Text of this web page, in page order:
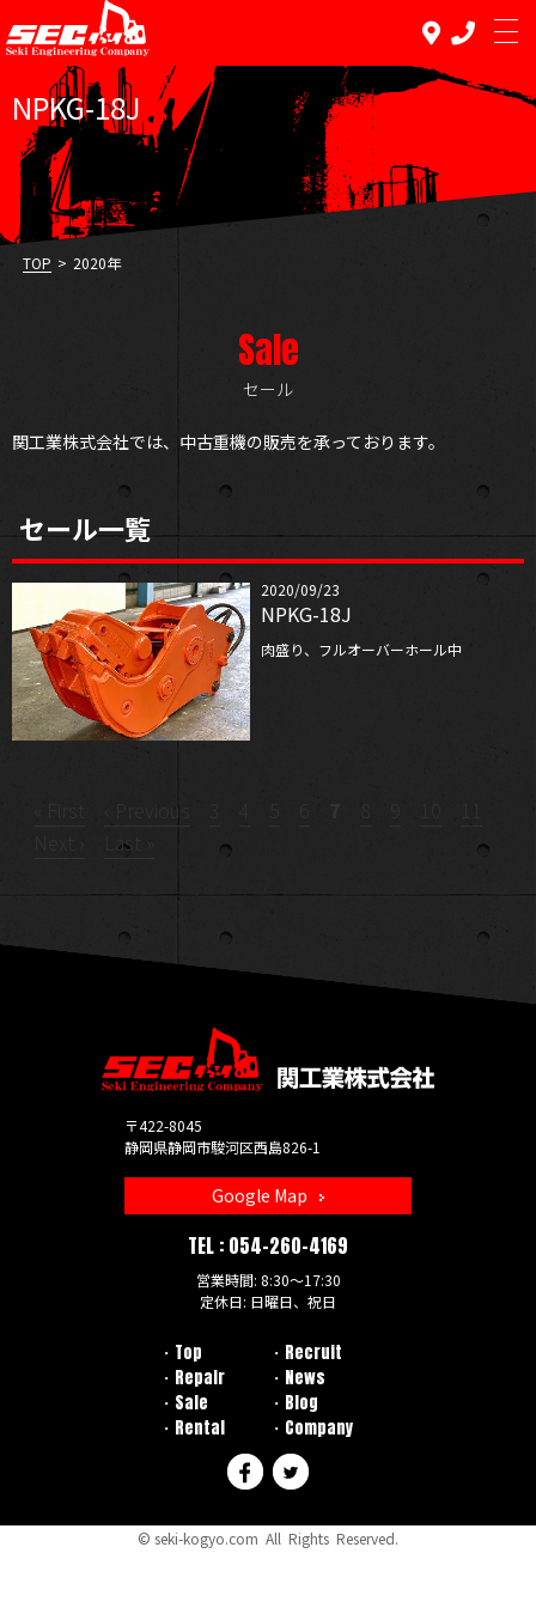
TOP PAGE
トップページ
SALE
中古販売
レンタル
NEWS
お知らせ
BLOG
ブログ
COMPANY
NPKG-18J
TOP > 2020年
Sale
セール
関工業株式会社では、中古重機の販売を承っております。
セール一覧
2020/09/23
NPKG-18J
肉盛り、フルオーバーホール中
‹ Previous
Last »
〒422-8045
静岡県静岡市駿河区西島826-1
Google Map
TEL : 054-260-4169
営業時間: 8:30～17:30
定休日: 日曜日、祝日
Top
Repair
Sale
Rental
Recruit
News
Blog
Company
© seki-kogyo.com All Rights Reserved.